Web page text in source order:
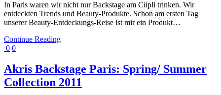
In Paris waren wir nicht nur Backstage am Cüpli trinken. Wir
entdeckten Trends und Beauty-Produkte. Schon am ersten Tag
unserer Beauty-Entdeckungs-Reise ist mir ein Produkt…
Continue Reading
0 0
Akris Backstage Paris: Spring/ Summer
Collection 2011